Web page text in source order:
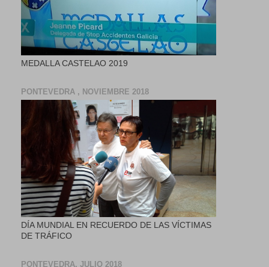
MEDALLA CASTELAO 2019
PONTEVEDRA , NOVIEMBRE 2018
DÍA MUNDIAL EN RECUERDO DE LAS VÍCTIMAS
DE TRÁFICO
PONTEVEDRA, JULIO 2018